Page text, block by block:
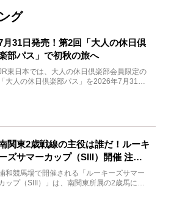
グ
月31日発売！第2回「大人の休日倶
部パス」で初秋の旅へ
東日本では、大人の休日倶楽部会員限定の
「大人の休日倶楽部パス」を2026年7月31日
関東2歳戦線の主役は誰だ！ルーキ
ズサマーカップ（SIII）開催 注目
と見どころをチェック
和競馬場で開催される「ルーキーズサマー
ップ（SIII）」は、南関東所属の2歳馬によ